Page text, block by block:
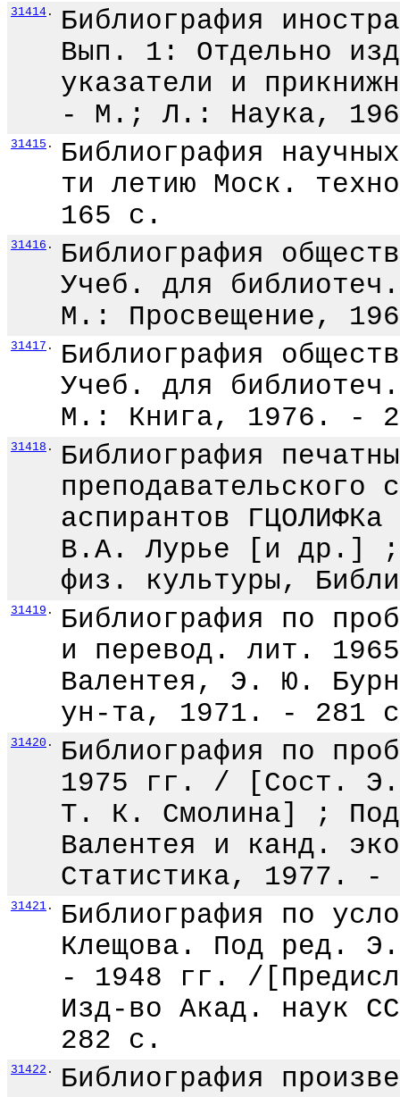
31414 .
Библиография
Вып. 1: Отдельно
указатели и
- М.; Л.: Наука,
31415 .
Библиография
ти летию Моск.
165 с.
31416 .
Библиография
Учеб. для
М.: Просвещение,
31417 .
Библиография
Учеб. для
М.: Книга, 1976. -
31418 .
Библиография
преподавательского
аспирантов
В.А. Лурье [и др.] ;
физ. культуры,
31419 .
Библиография по
и перевод. лит.
Валентея, Э. Ю.
ун-та, 1971. - 281
31420 .
Библиография по
1975 гг. / [Сост.
Т. К. Смолина] ;
Валентея и канд.
Статистика, 1977.
31421 .
Библиография по
Клещова. Под ред.
- 1948 гг. /
Изд-во Акад. наук
282 с.
31422 .
Библиография